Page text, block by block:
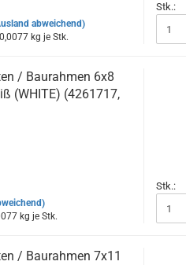
abweichend)
0,0077kg je Stk.
Stk.:
/ Baurahmen 6x8
(WHITE) (4261717,
kg je Stk.
Stk.:
/ Baurahmen 7x11